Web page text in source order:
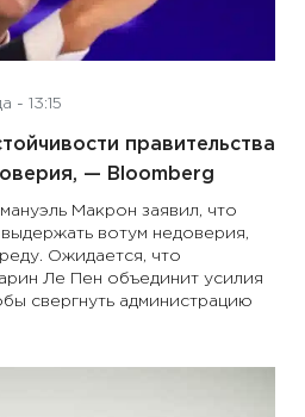
- 13:15
правительства
— Bloomberg
Макрон заявил, что
вотум недоверия,
Ожидается, что
Ле Пен объединит усилия
свергнуть администрацию